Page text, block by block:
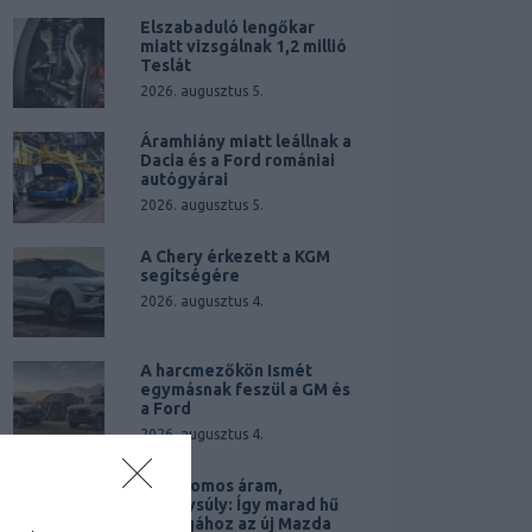
Elszabaduló lengőkar
miatt vizsgálnak 1,2 millió
Teslát
2026. augusztus 5.
Áramhiány miatt leállnak a
Dacia és a Ford romániai
autógyárai
2026. augusztus 5.
A Chery érkezett a KGM
segítségére
2026. augusztus 4.
A harcmezőkön Ismét
egymásnak feszül a GM és
a Ford
2026. augusztus 4.
Elektromos áram,
pehelysúly: Így marad hű
önmagához az új Mazda